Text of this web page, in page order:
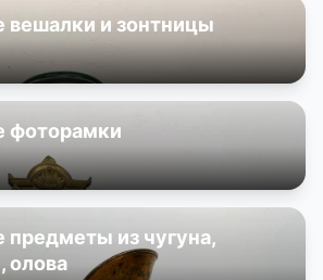
вешалки и зонтницы
фоторамки
предметы из чугуна,
олова